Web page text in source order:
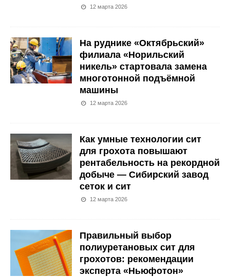
12 марта 2026
На руднике «Октябрьский»
филиала «Норильский
никель» стартовала замена
многотонной подъёмной
машины
12 марта 2026
Как умные технологии сит
для грохота повышают
рентабельность на рекордной
добыче — Сибирский завод
сеток и сит
12 марта 2026
Правильный выбор
полиуретановых сит для
грохотов: рекомендации
эксперта «Ньюфотон»